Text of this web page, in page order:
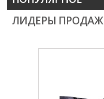
ЛИДЕРЫ ПРОДАЖ